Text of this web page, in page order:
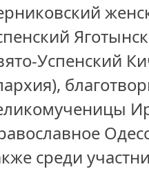
Успенский
среди